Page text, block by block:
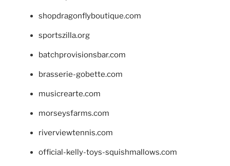
shopdragonflyboutique.com
sportszilla.org
batchprovisionsbar.com
brasserie-gobette.com
musicrearte.com
morseysfarms.com
riverviewtennis.com
official-kelly-toys-squishmallows.com